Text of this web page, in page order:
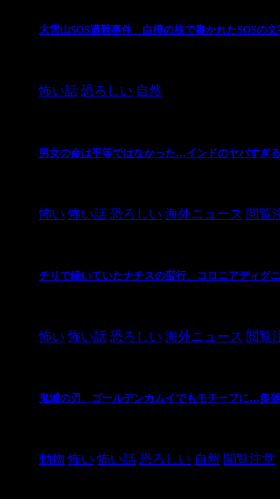
大雪山SOS遭難事件 白樺の枝で書かれたSOSの
怖い話 恐ろしい 自然
男女の命は平等ではなかった…インドのヤバすぎ
怖い 怖い話 恐ろしい 海外ニュース 閲覧
チリで続いていたナチスの蛮行、コロニアディグ
怖い 怖い話 恐ろしい 海外ニュース 閲覧
鬼滅の刃、ゴールデンカムイでもモチーフに…集
動物 怖い 怖い話 恐ろしい 自然 閲覧注意